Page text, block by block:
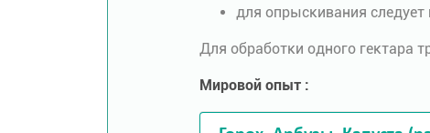
для опрыскивания
Для обработки одного гектара
Мировой опыт :